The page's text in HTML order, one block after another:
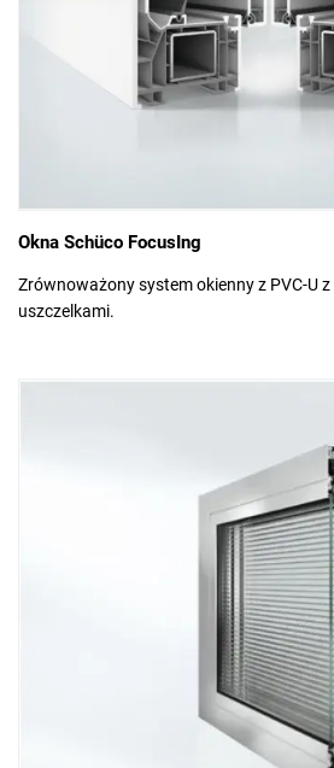
Okna Schüco FocusIng
Zrównoważony system okienny z PVC-U
uszczelkami.